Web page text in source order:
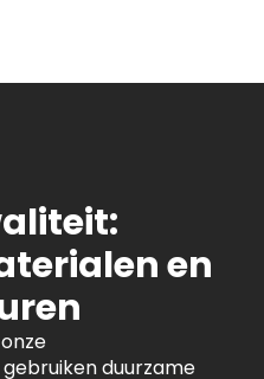
en
duurzame